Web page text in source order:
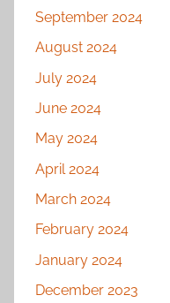
September 2024
August 2024
July 2024
June 2024
May 2024
April 2024
March 2024
February 2024
January 2024
December 2023